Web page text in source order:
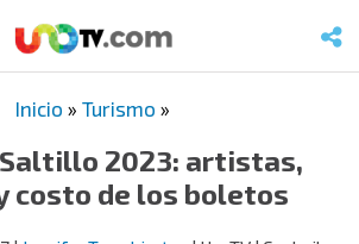
Inicio » Turismo »
2023: artistas,
costo de los boletos